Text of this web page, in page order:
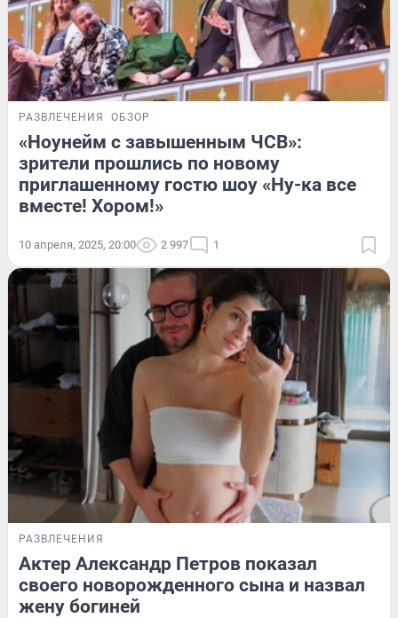
РАЗВЛЕЧЕНИЯ ОБЗОР
«Ноунейм с завышенным ЧСВ»:
зрители прошлись по новому
приглашенному гостю шоу «Ну-ка все
вместе! Хором!»
10 апреля, 2025, 20:00 2 997 1
РАЗВЛЕЧЕНИЯ
Актер Александр Петров показал
своего новорожденного сына и назвал
жену богиней